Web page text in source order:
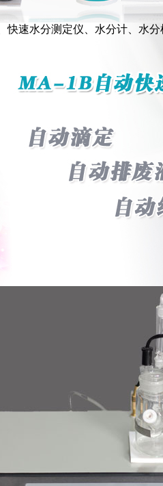
快速水分测定仪、水分计、水